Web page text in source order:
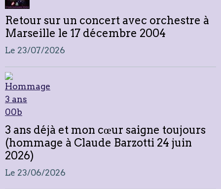
Retour sur un concert avec orchestre à
Marseille le 17 décembre 2004
Le 23/07/2026
3 ans déjà et mon cœur saigne toujours
(hommage à Claude Barzotti 24 juin
2026)
Le 23/06/2026